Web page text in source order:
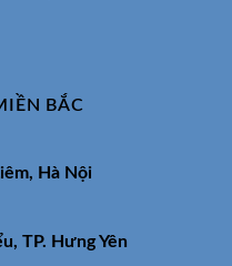
BẮC
Hà Nội
TP. Hưng Yên